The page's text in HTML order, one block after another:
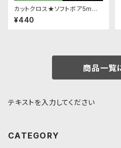
カットクロス★ソフトボア5mm
(ブライトグリーン)LB010 ボア
生地 50cm × 45cm
¥440
商品一覧
テキストを入力してください
CATEGORY